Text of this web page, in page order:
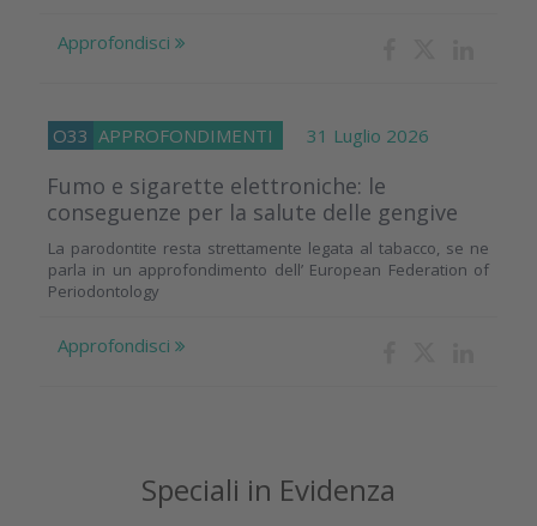
Approfondisci
O33 APPROFONDIMENTI 31 Luglio 2026
Fumo e sigarette elettroniche: le
conseguenze per la salute delle gengive
La parodontite resta strettamente legata al tabacco, se ne
parla in un approfondimento dell’ European Federation of
Periodontology
Approfondisci
Speciali in Evidenza